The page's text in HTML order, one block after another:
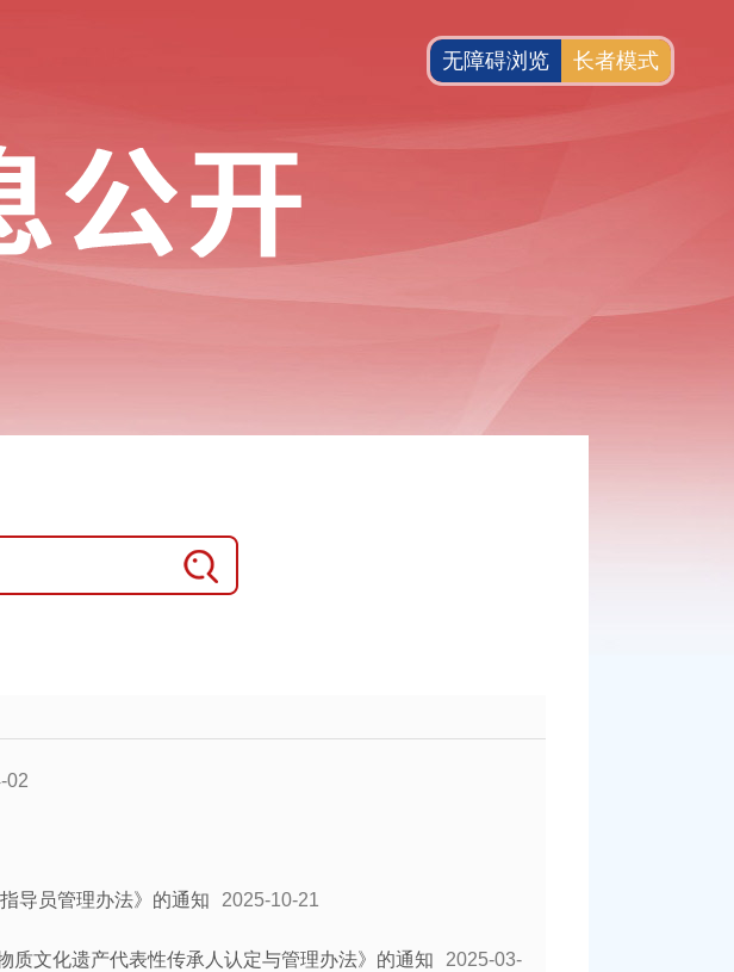
02
导员管理办法》的通知 2025-10-21
质文化遗产代表性传承人认定与管理办法》的通知
2025-03-
无障碍浏览 长者模式